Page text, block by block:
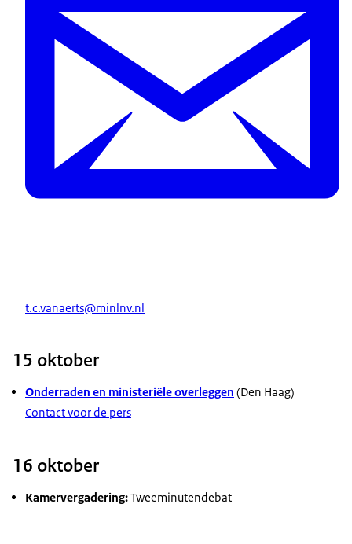
t.c.vanaerts@minlnv.nl
15 oktober
Onderraden en ministeriële overleggen (Den Haag)
Contact voor de pers
16 oktober
Kamervergadering:Tweeminutendebat